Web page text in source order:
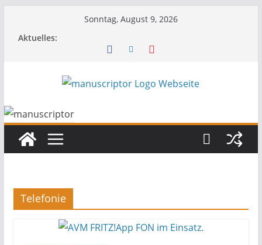
Sonntag, August 9, 2026
Aktuelles:
Telefonie